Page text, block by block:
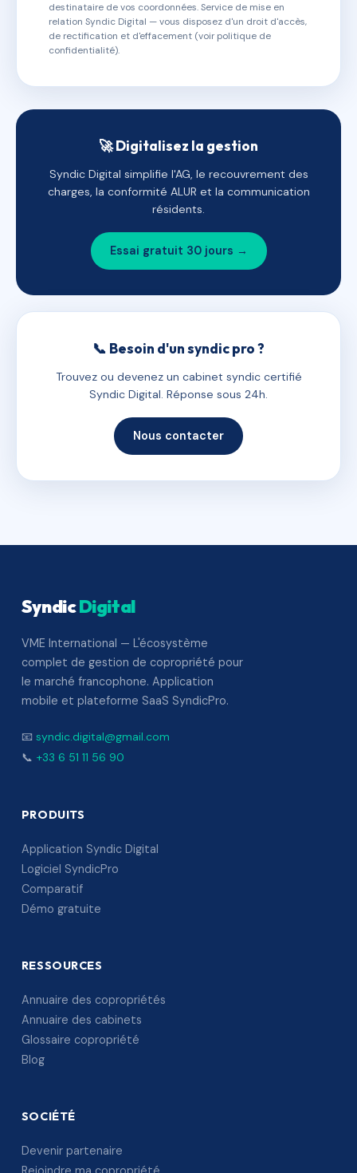
destinataire de vos coordonnées. Service de mise en
relation Syndic Digital — vous disposez d'un droit d'accès,
de rectification et d'effacement (voir politique de
confidentialité).
🚀 Digitalisez la gestion
Syndic Digital simplifie l'AG, le recouvrement des
charges, la conformité ALUR et la communication
résidents.
Essai gratuit 30 jours →
📞 Besoin d'un syndic pro ?
Trouvez ou devenez un cabinet syndic certifié
Syndic Digital. Réponse sous 24h.
Nous contacter
SyndicDigital
VME International — L'écosystème
complet de gestion de copropriété pour
le marché francophone. Application
mobile et plateforme SaaS SyndicPro.
📧 syndic.digital@gmail.com
📞 +33 6 51 11 56 90
PRODUITS
Application Syndic Digital
Logiciel SyndicPro
Comparatif
Démo gratuite
RESSOURCES
Annuaire des copropriétés
Annuaire des cabinets
Glossaire copropriété
Blog
SOCIÉTÉ
Devenir partenaire